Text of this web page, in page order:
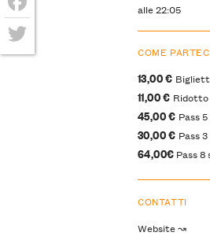
alle 22:05
COME
13,00 €
11,00 € Ridotto
45,00 € Pass
30,00 € Pass
64,00€ Pass
CONTATTI
Website ↝
Facebook
Twitter